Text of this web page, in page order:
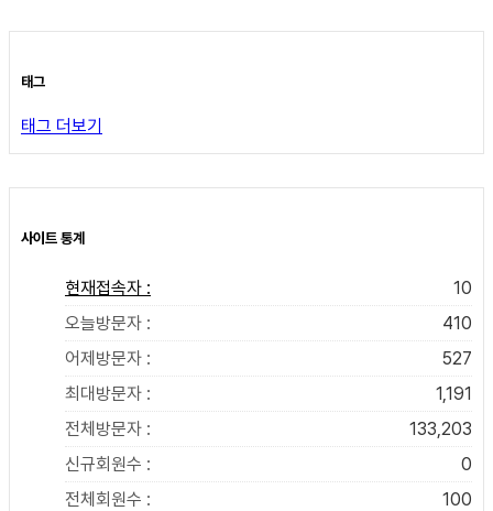
태그
태그 더보기
사이트 통계
현재접속자 :
10
오늘방문자 :
410
어제방문자 :
527
최대방문자 :
1,191
전체방문자 :
133,203
신규회원수 :
0
전체회원수 :
100